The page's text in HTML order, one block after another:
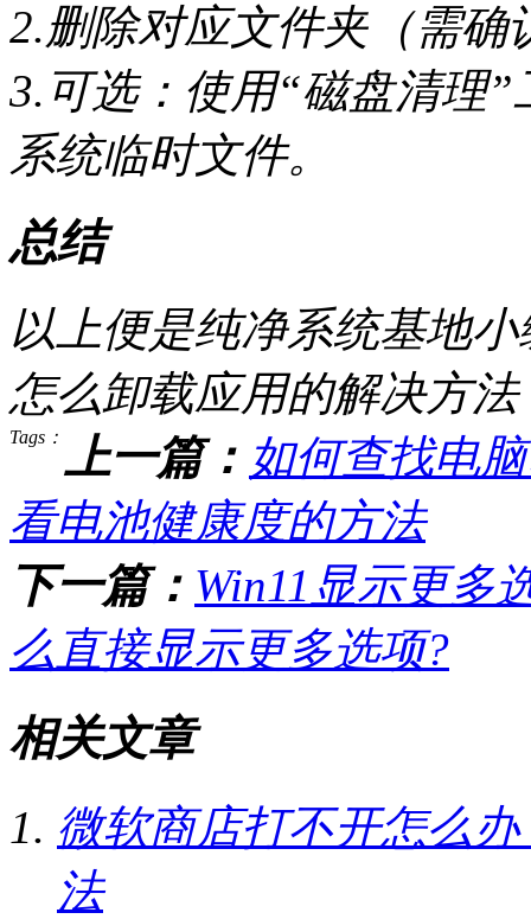
2.删除对应文件夹（需确
3.可选：使用“磁盘清理
系统临时文件。
总结
以上便是纯净系统基地
怎么卸载应用的解决方
Tags： 上一篇： 如何查找电
看电池健康度的方法
下一篇： Win11显示更多
么直接显示更多选项?
相关文章
微软商店打不开怎么
法